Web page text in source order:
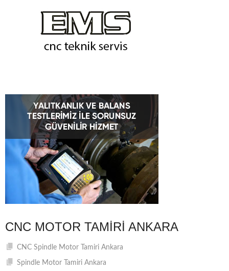
CNC MOTOR TAMIRI ANKARA
CNC Spindle Motor Tamiri Ankara
Spindle Motor Tamiri Ankara